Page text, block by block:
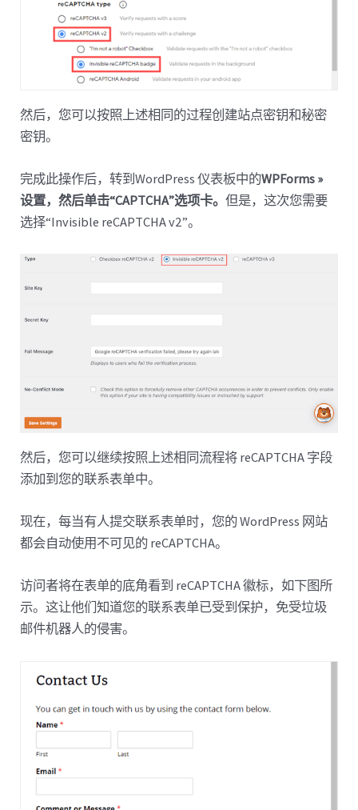
然后，您可以按照上述相同的过程创建站点密钥和秘密
密钥。
完成此操作后，转到WordPress 仪表板中的WPForms »
设置，然后单击“CAPTCHA”选项卡。但是，这次您需要
选择“Invisible reCAPTCHA v2”。
然后，您可以继续按照上述相同流程将 reCAPTCHA 字段
添加到您的联系表单中。
现在，每当有人提交联系表单时，您的 WordPress 网站
都会自动使用不可见的 reCAPTCHA。
访问者将在表单的底角看到 reCAPTCHA 徽标，如下图所
示。这让他们知道您的联系表单已受到保护，免受垃圾
邮件机器人的侵害。